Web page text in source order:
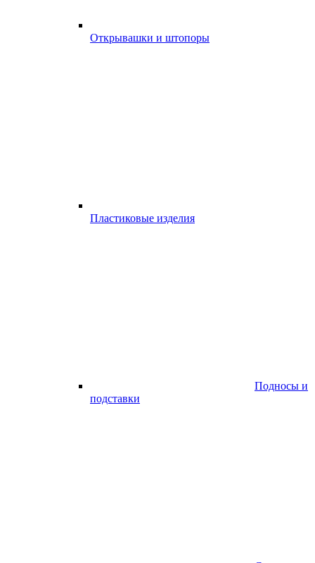
Открывашки и штопоры
Пластиковые изделия
Подносы и
подставки